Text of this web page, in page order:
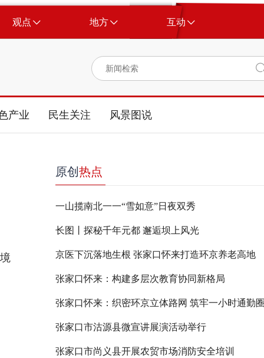
观点 地方 互动
产业 民生关注 风景图说
原创 热点
一山揽南北一一“雪如意”日夜双秀
长图丨探秘千年元都 邂逅坝上风光
京医下沉落地生根 张家口怀来打造环京养老高地
张家口怀来：构建多层次教育协同新格局
张家口怀来：织密环京立体路网 筑牢一小时通勤
张家口市沽源县微宣讲展演活动举行
张家口市尚义县开展农贸市场消防安全培训